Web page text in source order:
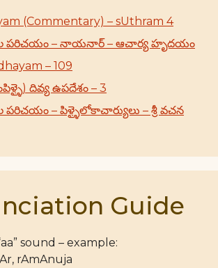
(Commentary) – sUthram 4
పరిచయం – నాయనార్ – ఆచార్య హృదయం
– 109
దివ్య ఉపదేశం – 3
పరిచయం – పిళ్ళైలోకాచార్యులు – శ్రీ వచన
Guide
sound – example:
rAmAnuja